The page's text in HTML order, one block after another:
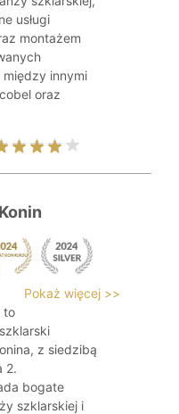
usługi
montażem
między innymi
oraz
Pokaż więcej >>
to
z siedzibą
2.
bogate
szklarskiej i